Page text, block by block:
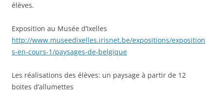
élèves.
Exposition au Musée d’Ixelles
http://www.museedixelles.irisnet.be/expositions/exposition
s-en-cours-1/paysages-de-belgique
Les réalisations des élèves: un paysage à partir de 12
boites d’allumettes